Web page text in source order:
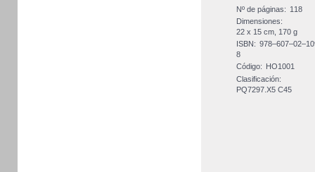
Nº de páginas: 118
Dimensiones:
22 x 15 cm, 170 g
ISBN:
8
Código:
HO1001
Clasificación:
PQ7297.X5 C45